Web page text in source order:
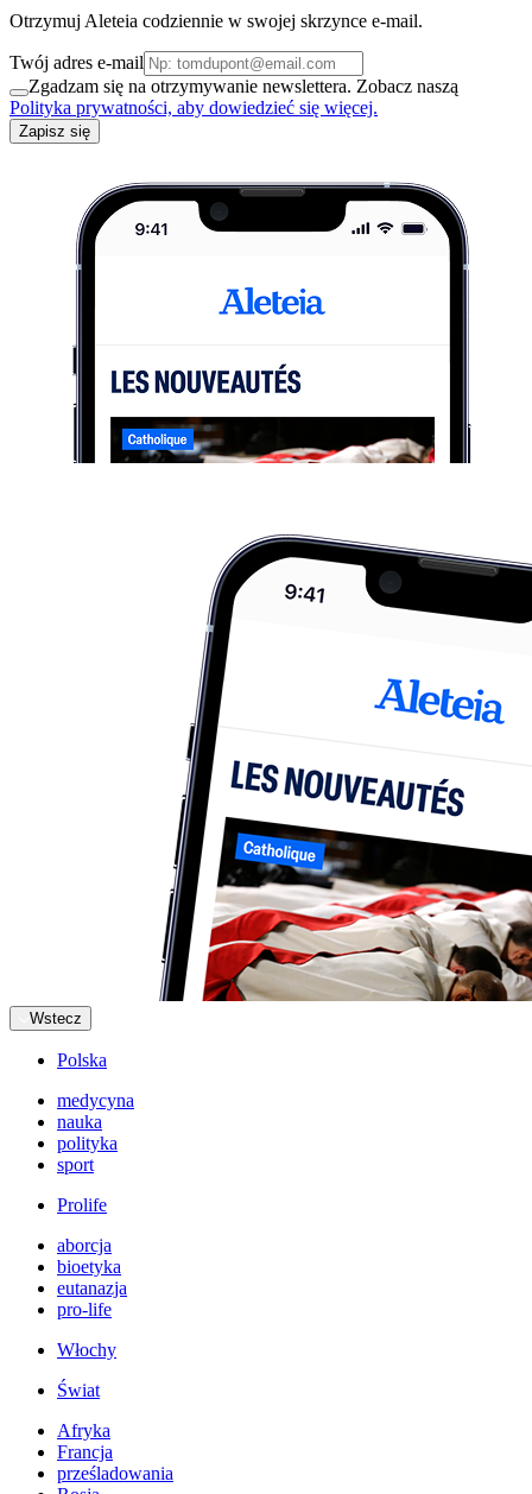
Otrzymuj Aleteia codziennie w swojej skrzynce e-mail.
Twój adres e-mail
Zgadzam się na otrzymywanie newslettera. Zobacz naszą
Polityka prywatności, aby dowiedzieć się więcej.
Zapisz się
Wstecz
Polska
medycyna
nauka
polityka
sport
Prolife
aborcja
bioetyka
eutanazja
pro-life
Włochy
Świat
Afryka
Francja
prześladowania